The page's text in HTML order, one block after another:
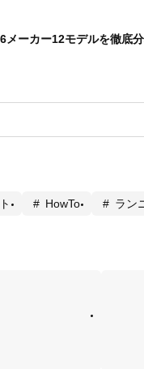
メーカー12モデルを徹底
HowTo ラン